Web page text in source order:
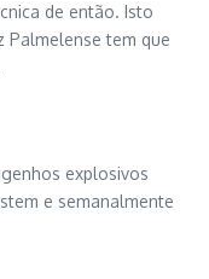
de então. Isto
Palmelense tem que
explosivos
e semanalmente